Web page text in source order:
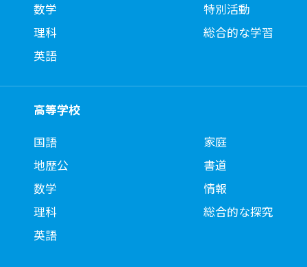
数学
理科
英語
特別活動
総合的な学習
高等学校
国語
地歴公
数学
理科
英語
家庭
書道
情報
総合的な探究